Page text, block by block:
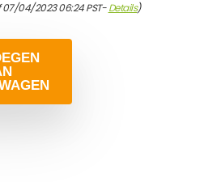
04/2023 06:24 PST-Details)